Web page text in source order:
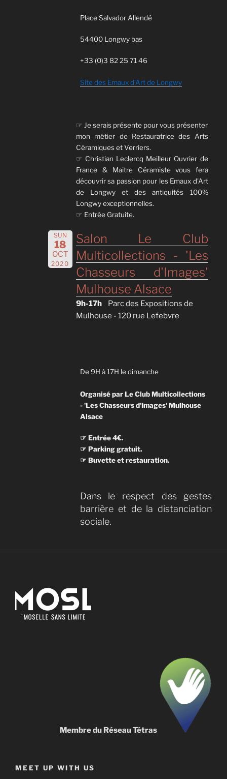
Place Salvador Allendé
54400 Longwy bas
+33 (0)3 82 25 71 46
Site des Emaux d'Art de Longwy
☞ Je serais présente pour vous présenter
mon métier de Restauratrice des Arts
Céramiques et Verriers.
☞ Christian Leclercq Meilleur Ouvrier de
France & Maitre Céramiste vous fera
découvrir sa passion pour les Emaux d'Art
de Longwy et des antiquités 100%
Longwy exceptionnelles.
☞ Entrée Gratuite.
SUN
18
OCT
2020
Salon Le Club
Multicollections - 'Les
Chasseurs d'Images'
Mulhouse Alsace
9h-17h
Parc des Expositions de
Mulhouse - 120 rue Lefebvre
De 9H à 17H le dimanche
Organisé par Le Club Multicollections
- 'Les Chasseurs d'Images' Mulhouse
Alsace
☞ Entrée 4€.
☞ Parking gratuit.
☞ Buvette et restauration.
Dans le respect des gestes
barrière et de la distanciation
sociale.
Membre du Réseau Tétras
MEET UP WITH US